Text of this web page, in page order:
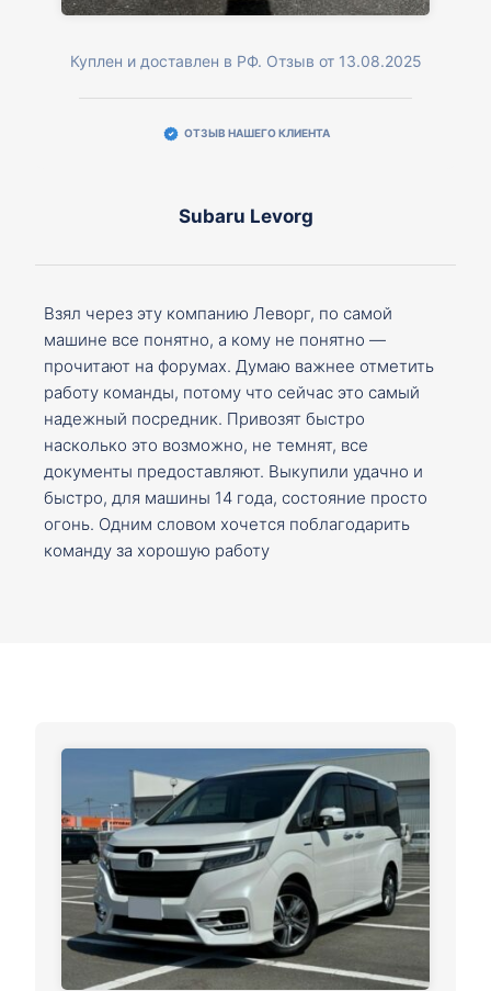
Куплен и доставлен в РФ. Отзыв от 13.08.2025
ОТЗЫВ НАШЕГО КЛИЕНТА
Subaru Levorg
Взял через эту компанию Леворг, по самой
машине все понятно, а кому не понятно —
прочитают на форумах. Думаю важнее отметить
работу команды, потому что сейчас это самый
надежный посредник. Привозят быстро
насколько это возможно, не темнят, все
документы предоставляют. Выкупили удачно и
быстро, для машины 14 года, состояние просто
огонь. Одним словом хочется поблагодарить
команду за хорошую работу